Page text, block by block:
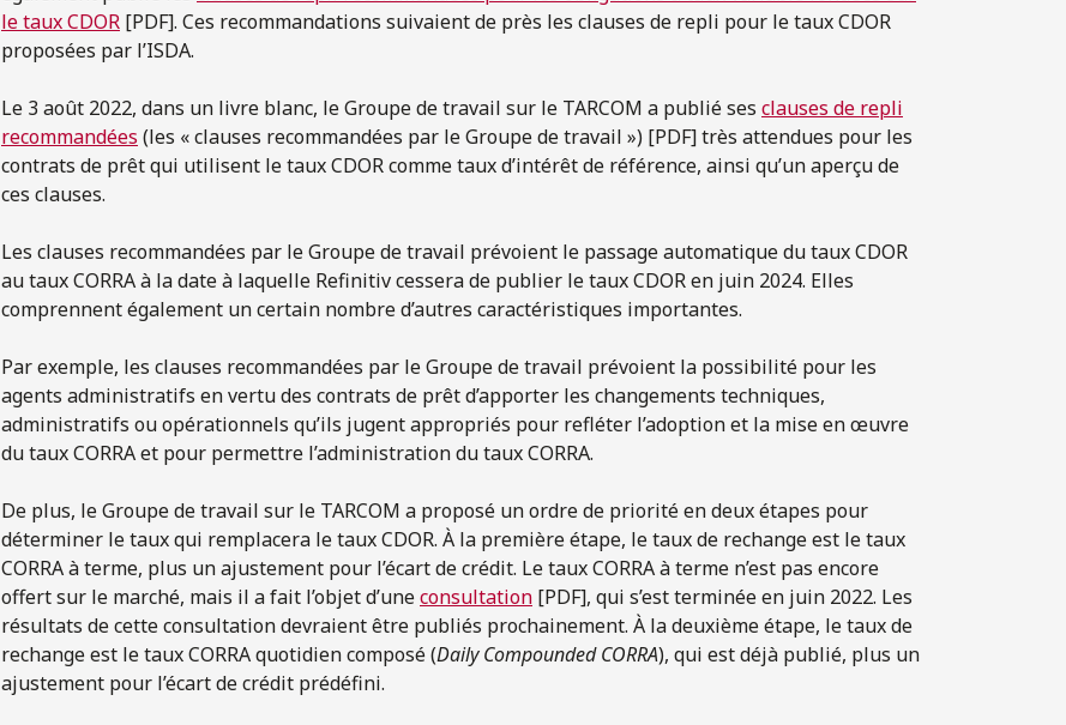
le taux CDOR [PDF]. Ces recommandations suivaient de près les clauses de repli pour le taux CDOR
proposées par l’ISDA.
Le 3 août 2022, dans un livre blanc, le Groupe de travail sur le TARCOM a publié ses clauses de repli
recommandées (les « clauses recommandées par le Groupe de travail ») [PDF] très attendues pour les
contrats de prêt qui utilisent le taux CDOR comme taux d’intérêt de référence, ainsi qu’un aperçu de
ces clauses.
Les clauses recommandées par le Groupe de travail prévoient le passage automatique du taux CDOR
au taux CORRA à la date à laquelle Refinitiv cessera de publier le taux CDOR en juin 2024. Elles
comprennent également un certain nombre d’autres caractéristiques importantes.
Par exemple, les clauses recommandées par le Groupe de travail prévoient la possibilité pour les
agents administratifs en vertu des contrats de prêt d’apporter les changements techniques,
administratifs ou opérationnels qu’ils jugent appropriés pour refléter l’adoption et la mise en œuvre
du taux CORRA et pour permettre l’administration du taux CORRA.
De plus, le Groupe de travail sur le TARCOM a proposé un ordre de priorité en deux étapes pour
déterminer le taux qui remplacera le taux CDOR. À la première étape, le taux de rechange est le taux
CORRA à terme, plus un ajustement pour l’écart de crédit. Le taux CORRA à terme n’est pas encore
offert sur le marché, mais il a fait l’objet d’uneconsultation [PDF], qui s’est terminée en juin 2022. Les
résultats de cette consultation devraient être publiés prochainement. À la deuxième étape, le taux de
rechange est le taux CORRA quotidien composé (Daily Compounded CORRA), qui est déjà publié, plus un
ajustement pour l’écart de crédit prédéfini.